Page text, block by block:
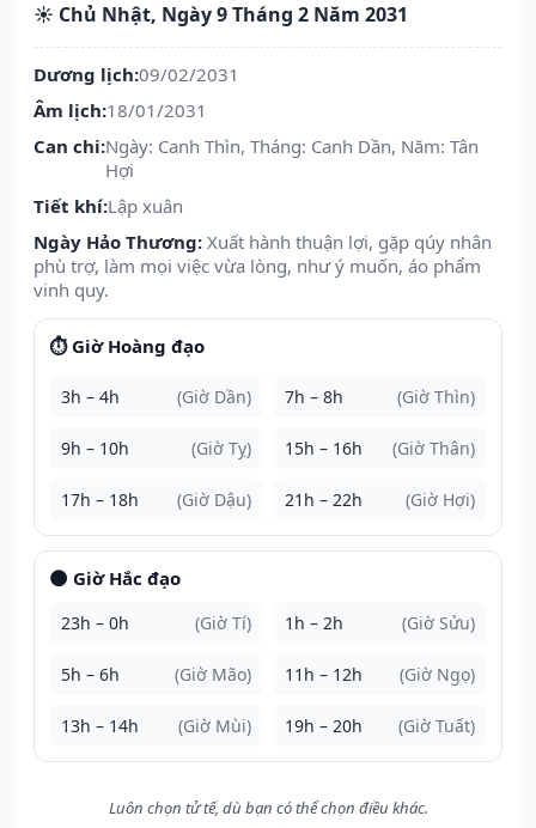
☀️ Chủ Nhật, Ngày 9 Tháng 2 Năm 2031
Dương lịch:09/02/2031
Âm lịch:18/01/2031
Can chi:Ngày: Canh Thìn, Tháng: Canh Dần, Năm: Tân
Hợi
Tiết khí:Lập xuân
Ngày Hảo Thương: Xuất hành thuận lợi, gặp qúy nhân
phù trợ, làm mọi việc vừa lòng, như ý muốn, áo phẩm
vinh quy.
⏱️ Giờ Hoàng đạo
3h – 4h (Giờ Dần) 7h – 8h (Giờ Thìn)
9h – 10h (Giờ Tỵ) 15h – 16h (Giờ Thân)
17h – 18h (Giờ Dậu) 21h – 22h (Giờ Hợi)
🌑 Giờ Hắc đạo
23h – 0h (Giờ Tí) 1h – 2h (Giờ Sửu)
5h – 6h (Giờ Mão) 11h – 12h (Giờ Ngọ)
13h – 14h (Giờ Mùi) 19h – 20h (Giờ Tuất)
Luôn chọn tử tế, dù bạn có thể chọn điều khác.